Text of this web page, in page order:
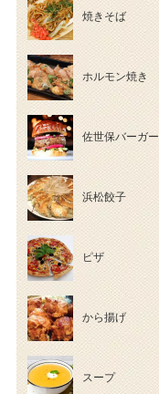
焼きそば
ホルモン焼き
佐世保バーガー
浜松餃子
ピザ
から揚げ
スープ